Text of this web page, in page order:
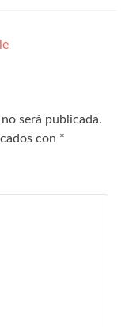
será publicada.
con *